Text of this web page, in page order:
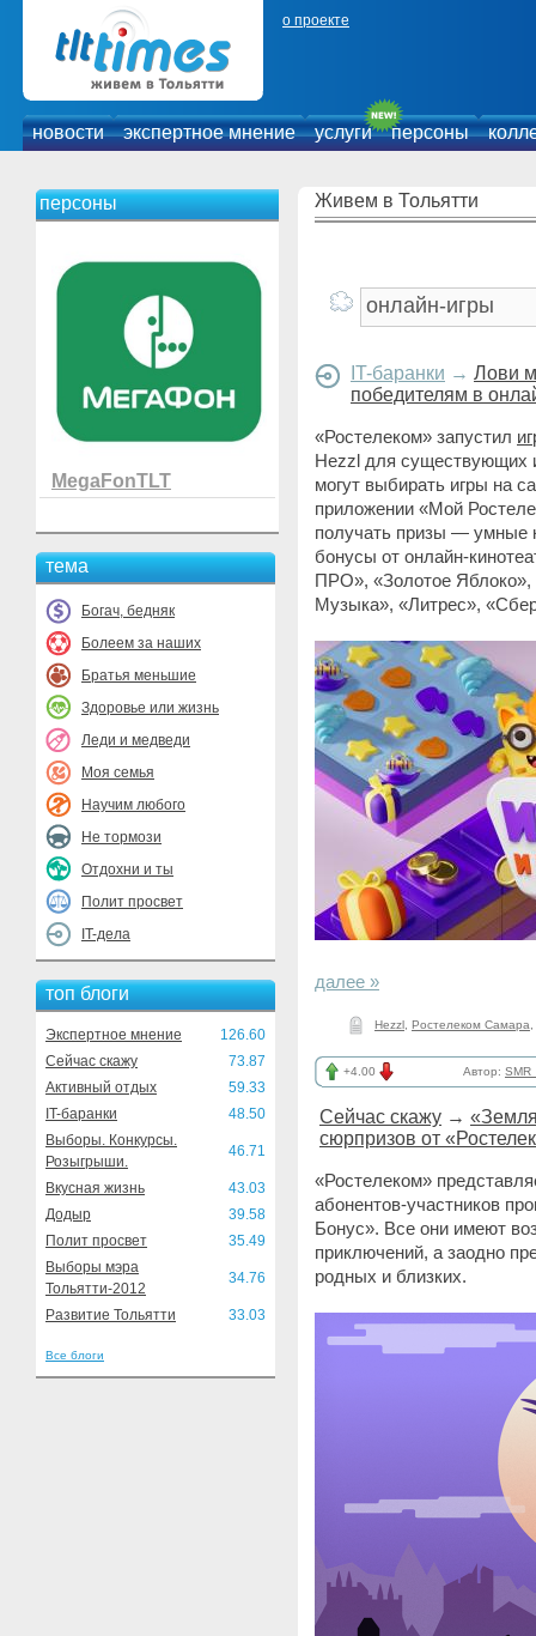
о проекте
новости экспертное мнение услуги персоны
персоны
MegaFonTLT
тема
Богач, бедняк
Болеем за наших
Братья меньшие
Здоровье или жизнь
Леди и медведи
Моя семья
Научим любого
Не тормози
Отдохни и ты
Полит просвет
IT-дела
топ блоги
Экспертное мнение
126.60
Сейчас скажу
73.87
Активный отдых
59.33
IT-баранки
48.50
Выборы. Конкурсы.
Розыгрыши.
46.71
Вкусная жизнь
43.03
Додыр
39.58
Полит просвет
35.49
Выборы мэра
Тольятти-2012
34.76
Развитие Тольятти 33.03
Все блоги
Живем в Тольятти
IT-баранки → Лови
победителям в
«Ростелеком» запустил
Hezzl для существующих
могут выбирать игры на
приложении «Мой
получать призы — умные
бонусы от онлайн-
ПРО», «Золотое Яблоко»,
Музыка», «Литрес»,
далее »
Hezzl Ростелеком Самара
+4.00 Автор:
Сейчас скажу →
сюрпризов от
«Ростелеком»
абонентов-участников
Бонус». Все они имеют
приключений, а заодно
родных и близких.